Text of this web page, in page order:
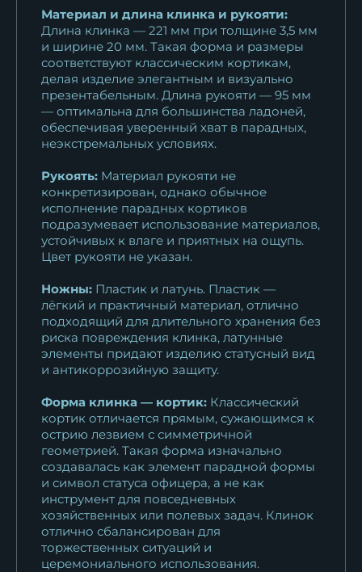
(министерство...
13 743 ₽
Кортик генеральский ГРУ
(главное...
13 743₽
Кортик генеральский
13 743 ₽
Материал и длина клинка и рукояти:
Длина клинка — 221 мм при толщине 3,5 мм
и ширине 20 мм. Такая форма и размеры
соответствуют классическим кортикам,
делая изделие элегантным и визуально
презентабельным. Длина рукояти — 95 мм
— оптимальна для большинства ладоней,
обеспечивая уверенный хват в парадных,
неэкстремальных условиях.
Рукоять: Материал рукояти не
конкретизирован, однако обычное
исполнение парадных кортиков
подразумевает использование материалов,
устойчивых к влаге и приятных на ощупь.
Цвет рукояти не указан.
Ножны: Пластик и латунь. Пластик —
лёгкий и практичный материал, отлично
подходящий для длительного хранения без
риска повреждения клинка, латунные
элементы придают изделию статусный вид
и антикоррозийную защиту.
Форма клинка — кортик: Классический
кортик отличается прямым, сужающимся к
острию лезвием с симметричной
геометрией. Такая форма изначально
создавалась как элемент парадной формы
и символ статуса офицера, а не как
инструмент для повседневных
хозяйственных или полевых задач. Клинок
отлично сбалансирован для
торжественных ситуаций и
церемониального использования.